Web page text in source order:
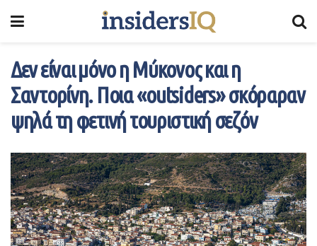
Δεν είναι μόνο η Μύκονος και η
Σαντορίνη. Ποια «outsiders» σκόραραν
ψηλά τη φετινή τουριστική σεζόν